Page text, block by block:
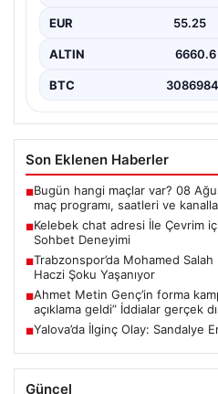
EUR 55.25
ALTIN 6660.6
BTC 3086984
Son Eklenen Haberler
■Bugün hangi maçlar var? 08
maç programı, saatleri ve
■Kelebek chat adresi İle Çevrim
Sohbet Deneyimi
■Trabzonspor’da Mohamed
Haczi Şoku Yaşanıyor
■Ahmet Metin Genç’in forma
açıklama geldi” İddialar gerçek
■Yalova’da İlginç Olay: Sandalye
Güncel